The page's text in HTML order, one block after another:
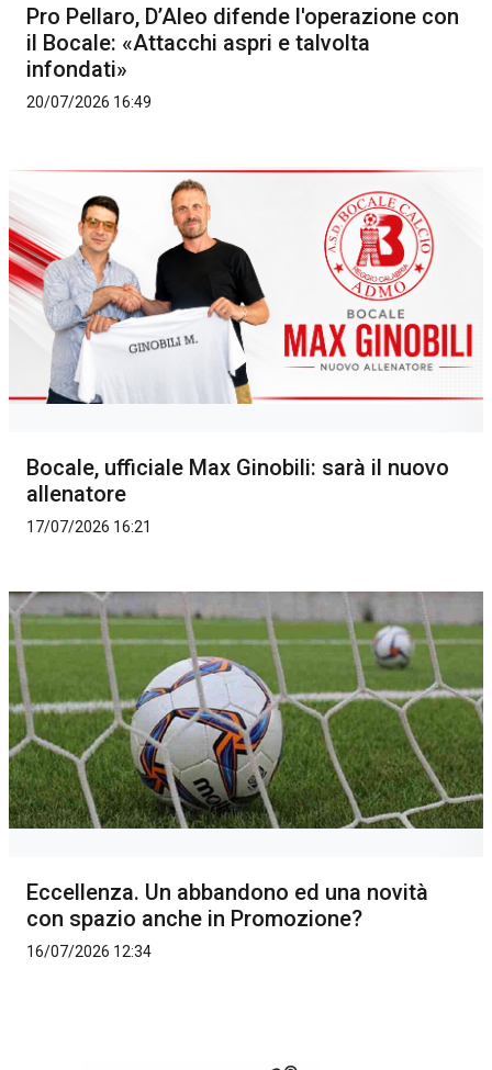
Pro Pellaro, D’Aleo difende l'operazione con
il Bocale: «Attacchi aspri e talvolta
infondati»
20/07/2026 16:49
Bocale, ufficiale Max Ginobili: sarà il nuovo
allenatore
17/07/2026 16:21
Eccellenza. Un abbandono ed una novità
con spazio anche in Promozione?
16/07/2026 12:34